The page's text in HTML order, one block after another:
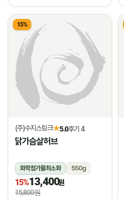
15%
(주)수지스링크★5.0후기 4
닭가슴살허브
화학첨가물최소화
550g
냉동
15%13,400원
15,800원